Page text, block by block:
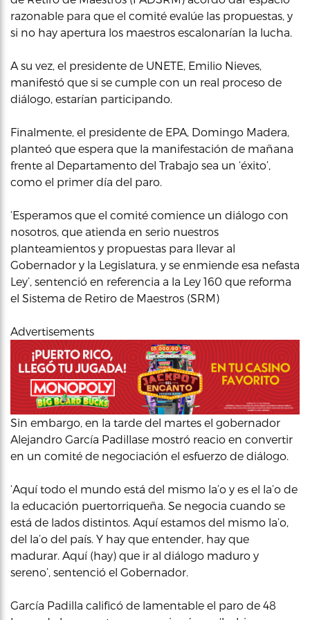
razonable para que el comité evalúe las propuestas, y
si no hay apertura los maestros escalonarían la lucha.
A su vez, el presidente de UNETE, Emilio Nieves,
manifestó que si se cumple con un real proceso de
diálogo, estarían participando.
Finalmente, el presidente de EPA, Domingo Madera,
planteó que espera que la manifestación de mañana
frente al Departamento del Trabajo sea un ‘éxito’,
como el primer día del paro.
‘Esperamos que el comité comience un diálogo con
nosotros, que atienda en serio nuestros
planteamientos y propuestas para llevar al
Gobernador y la Legislatura, y se enmiende esa nefasta
Ley’, sentenció en referencia a la Ley 160 que reforma
el Sistema de Retiro de Maestros (SRM)
Advertisements
Sin embargo, en la tarde del martes el gobernador
Alejandro García Padillase mostró reacio en convertir
en un comité de negociación el esfuerzo de diálogo.
‘Aquí todo el mundo está del mismo la’o y es el la’o de
la educación puertorriqueña. Se negocia cuando se
está de lados distintos. Aquí estamos del mismo la’o,
del la’o del país. Y hay que entender, hay que
madurar. Aquí (hay) que ir al diálogo maduro y
sereno’, sentenció el Gobernador.
García Padilla calificó de lamentable el paro de 48